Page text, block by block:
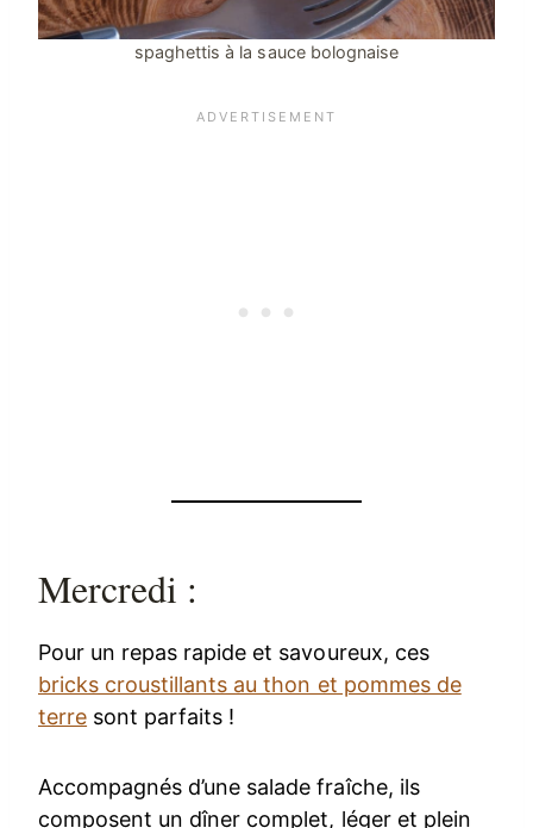
spaghettis à la sauce bolognaise
Mercredi :
Pour un repas rapide et savoureux, ces
bricks croustillants au thon et pommes de
terre sont parfaits !
Accompagnés d’une salade fraîche, ils
composent un dîner complet, léger et plein